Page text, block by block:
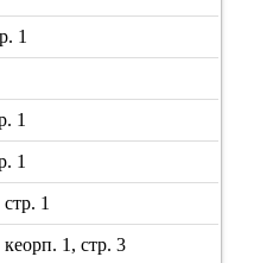
1
1
1
1
1, стр. 3